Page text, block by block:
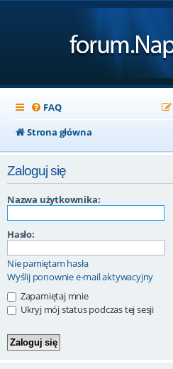
FAQ
Strona główna
Zaloguj się
Nazwa użytkownika:
Hasło:
Nie pamiętam hasła
Wyślij ponownie e-mail aktywacyjny
Zapamiętaj mnie
Ukryj mój status podczas tej sesji